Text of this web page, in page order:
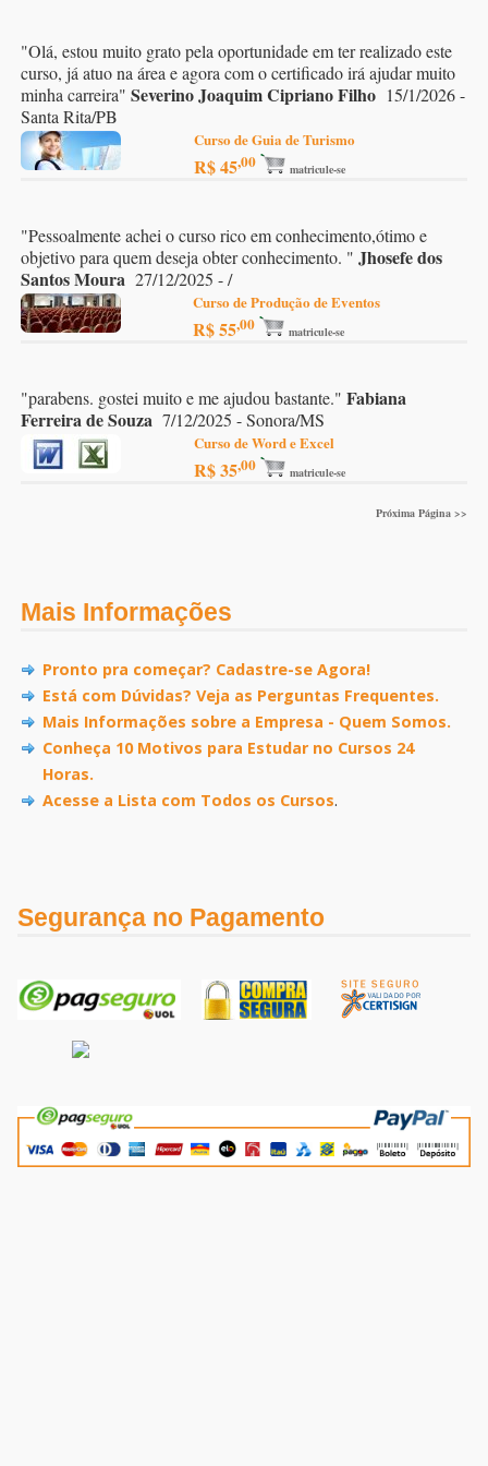
"Olá, estou muito grato pela oportunidade em ter realizado este
curso, já atuo na área e agora com o certificado irá ajudar muito
minha carreira" Severino Joaquim Cipriano Filho 15/1/2026 -
Santa Rita/PB
Curso de Guia de Turismo
R$ 45,00 matricule-se
"Pessoalmente achei o curso rico em conhecimento,ótimo e
objetivo para quem deseja obter conhecimento. " Jhosefe dos
Santos Moura 27/12/2025 - /
Curso de Produção de Eventos
R$ 55,00 matricule-se
"parabens. gostei muito e me ajudou bastante." Fabiana
Ferreira de Souza 7/12/2025 - Sonora/MS
Curso de Word e Excel
R$ 35,00 matricule-se
Próxima Página >>
Mais Informações
Pronto pra começar? Cadastre-se Agora!
Está com Dúvidas? Veja as Perguntas Frequentes.
Mais Informações sobre a Empresa - Quem Somos.
Conheça 10 Motivos para Estudar no Cursos 24
Horas.
Acesse a Lista com Todos os Cursos.
Segurança no Pagamento